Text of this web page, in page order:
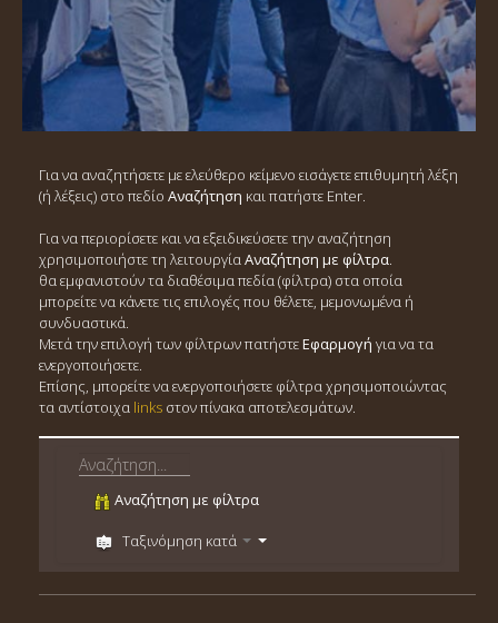
Για να αναζητήσετε με ελεύθερο κείμενο εισάγετε επιθυμητή λέξη
(ή λέξεις) στο πεδίο Αναζήτηση και πατήστε Enter.
Για να περιορίσετε και να εξειδικεύσετε την αναζήτηση
χρησιμοποιήστε τη λειτουργίαΑναζήτηση με φίλτρα.
θα εμφανιστούν τα διαθέσιμα πεδία (φίλτρα) στα οποία
μπορείτε να κάνετε τις επιλογές που θέλετε, μεμονωμένα ή
συνδυαστικά.
Μετά την επιλογή των φίλτρων πατήστεΕφαρμογή για να τα
ενεργοποιήσετε.
Επίσης, μπορείτε να ενεργοποιήσετε φίλτρα χρησιμοποιώντας
τα αντίστοιχα links στον πίνακα αποτελεσμάτων.
Αναζήτηση με φίλτρα
Ταξινόμηση κατά